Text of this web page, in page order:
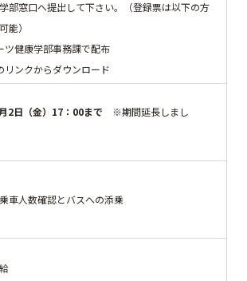
部窓口へ提出して下さい。（登録票は以下の方
能）
ツ健康学部事務課で配布
リンクからダウンロード
2日（金）17：00まで ※期間延長しまし
車人数確認とバスへの添乗